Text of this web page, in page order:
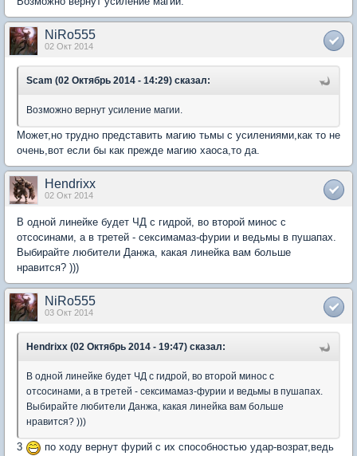
NiRo555
02 Окт 2014
Scam (02 Октябрь 2014 - 14:29) сказал:
Возможно вернут усиление магии.
Может,но трудно представить магию тьмы с усилениями,как то не
очень,вот если бы как прежде магию хаоса,то да.
Hendrixx
02 Окт 2014
В одной линейке будет ЧД с гидрой, во второй минос с
отсосинами, а в третей - сексимамаз-фурии и ведьмы в пушапах.
Выбирайте любители Данжа, какая линейка вам больше
нравится? )))
NiRo555
03 Окт 2014
Hendrixx (02 Октябрь 2014 - 19:47) сказал:
В одной линейке будет ЧД с гидрой, во второй минос с
отсосинами, а в третей - сексимамаз-фурии и ведьмы в пушапах.
Выбирайте любители Данжа, какая линейка вам больше
нравится? )))
3
по ходу вернут фурий с их способностью удар-возрат,ведь